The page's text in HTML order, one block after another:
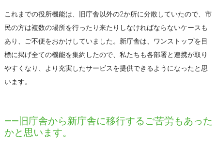
これまでの役所機能は、旧庁舎以外の2か所に分散していたので、市
民の方は複数の場所を行ったり来たりしなければならないケースも
あり、ご不便をおかけしていました。新庁舎は、ワンストップを目
標に掲げ全ての機能を集約したので、私たちも各部署と連携が取り
やすくなり、より充実したサービスを提供できるようになったと思
います。
――旧庁舎から新庁舎に移行するご苦労もあった
かと思います。